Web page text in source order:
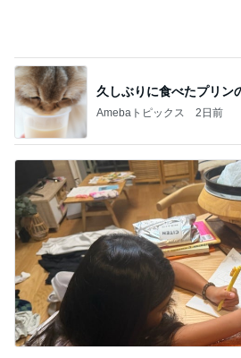
久しぶりに食べたプリン
Amebaトピックス 2日前